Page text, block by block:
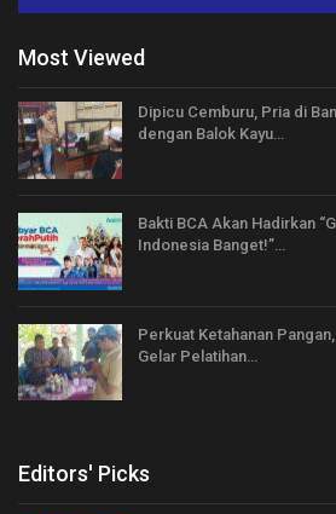
Most Viewed
Dipicu Cemburu, Pria di
dengan Balok Kayu…
Bakti BCA Akan Hadirkan
Indonesia Banget!”…
Perkuat Ketahanan
Gelar Pelatihan…
Editors' Picks